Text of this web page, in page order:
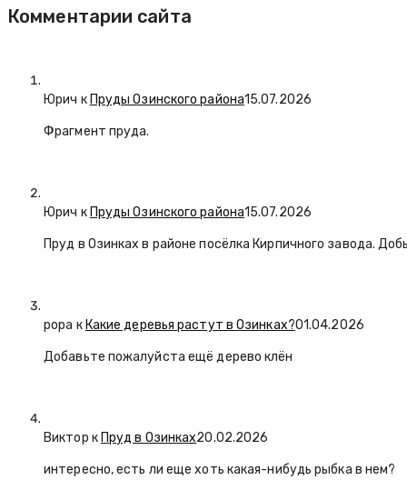
Комментарии сайта
Юрич к Пруды Озинского района15.07.2026
Фрагмент пруда.
Юрич к Пруды Озинского района15.07.2026
Пруд в Озинках в районе посёлка Кирпичного завода.
popa к Какие деревья растут в Озинках?01.04.2026
Добавьте пожалуйста ещё дерево клён
Виктор к Пруд в Озинках20.02.2026
интересно, есть ли еще хоть какая-нибудь рыбка в нем?